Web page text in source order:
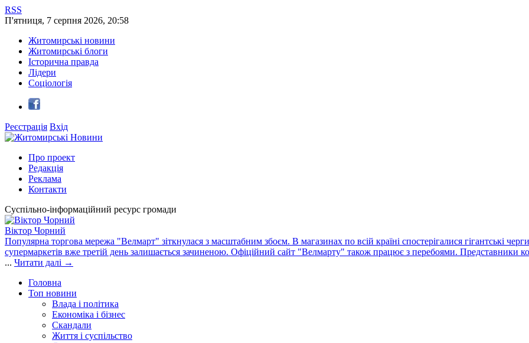
RSS
П'ятниця, 7 серпня 2026, 20:58
Житомирські новини
Житомирські блоги
Історична правда
Лідери
Соціологія
Реєстрація Вхід
Про проект
Редакція
Реклама
Контакти
Суспільно-інформаційний ресурс громади
Віктор Чорний
Популярна торгова мережа "Велмарт" зіткнулася з масштабним збоєм. В магазинах по всій країні спостерігалися гігантські
супермаркетів вже третій день залишається зачиненою. Офіційний сайт "Велмарту" також працює з перебоями. Представники
... Читати далі →
Головна
Топ новини
Влада і політика
Економіка і бізнес
Скандали
Життя і суспільство